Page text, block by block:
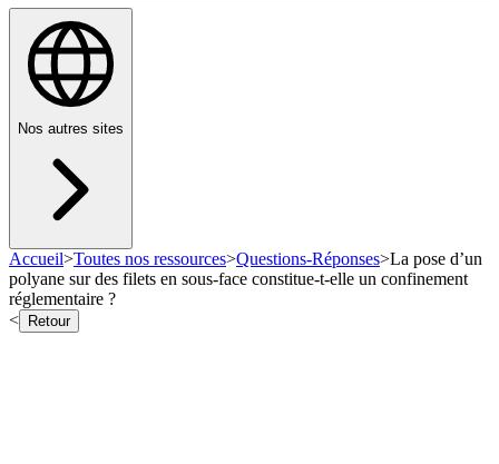
Nos autres sites
Accueil>Toutes nos ressources>Questions-Réponses>La pose d’un
polyane sur des filets en sous-face constitue-t-elle un confinement
réglementaire ?
<
Retour